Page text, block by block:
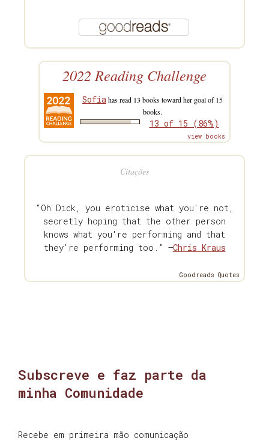
2022 Reading Challenge
Sofia has read 13 books toward her goal of 15
books.
13 of 15 (86%)
view books
Citações
“Oh Dick, you eroticise what you're not,
secretly hoping that the other person
knows what you're performing and that
they're performing too.” —Chris Kraus
Goodreads Quotes
Subscreve e faz parte da
minha Comunidade
Recebe em primeira mão comunicação